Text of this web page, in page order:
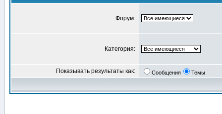
Форум:
Категория:
Показывать результаты как: Сообщения Темы